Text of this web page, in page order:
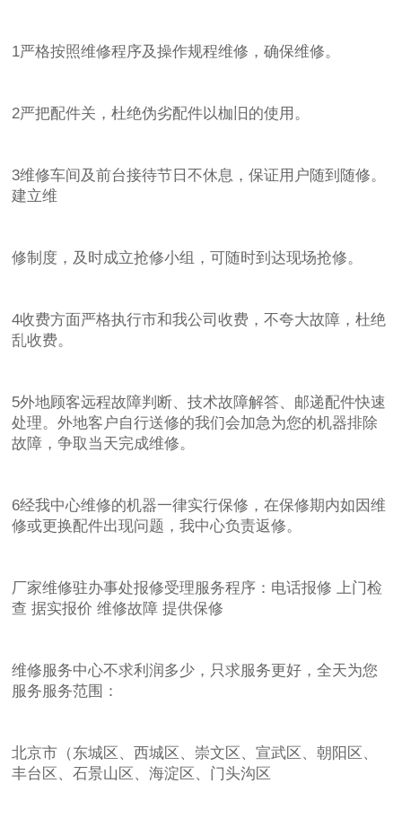
1严格按照维修程序及操作规程维修，确保维修。
2严把配件关，杜绝伪劣配件以枷旧的使用。
3维修车间及前台接待节日不休息，保证用户随到随修。
建立维
修制度，及时成立抢修小组，可随时到达现场抢修。
4收费方面严格执行市和我公司收费，不夸大故障，杜绝
乱收费。
5外地顾客远程故障判断、技术故障解答、邮递配件快速
处理。外地客户自行送修的我们会加急为您的机器排除
故障，争取当天完成维修。
6经我中心维修的机器一律实行保修，在保修期内如因维
修或更换配件出现问题，我中心负责返修。
厂家维修驻办事处报修受理服务程序：电话报修 上门检
查 据实报价 维修故障 提供保修
维修服务中心不求利润多少，只求服务更好，全天为您
服务服务范围：
北京市（东城区、西城区、崇文区、宣武区、朝阳区、
丰台区、石景山区、海淀区、门头沟区